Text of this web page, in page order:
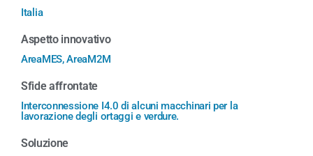
Italia
Aspetto innovativo
AreaMES, AreaM2M
Sfide affrontate
Interconnessione I4.0 di alcuni macchinari per la
lavorazione degli ortaggi e verdure.
Soluzione